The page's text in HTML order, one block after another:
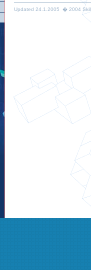
Updated 24.1.2005 � 2004